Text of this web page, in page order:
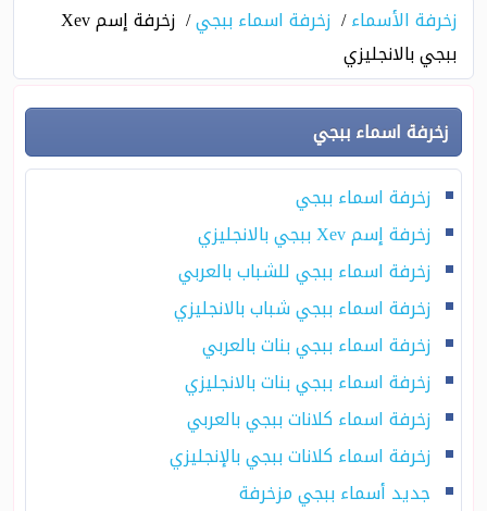
زخرفة الأسماء زخرفة اسماء ببجي
زخرفة إسم Xev
ببجي بالانجليزي
زخرفة اسماء ببجي
زخرفة اسماء ببجي
زخرفة إسم Xev ببجي بالانجليزي
زخرفة اسماء ببجي للشباب بالعربي
زخرفة اسماء ببجي شباب بالانجليزي
زخرفة اسماء ببجي بنات بالعربي
زخرفة اسماء ببجي بنات بالانجليزي
زخرفة اسماء كلانات ببجي بالعربي
زخرفة اسماء كلانات ببجي بالإنجليزي
جديد أسماء ببجي مزخرفة